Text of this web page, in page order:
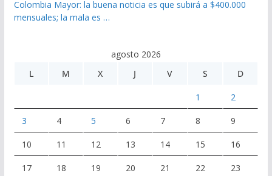
Colombia Mayor: la buena noticia es que subirá a $400.000
mensuales; la mala es …
agosto 2026
L
M X J V S D
1 2
3 4 5 6 7 8 9
10 11 12 13 14 15 16
17 18 19 20 21 22 23